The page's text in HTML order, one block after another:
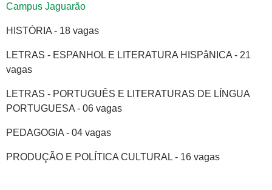
Campus Jaguarão
HISTÓRIA - 18 vagas
LETRAS - ESPANHOL E LITERATURA HISPâNICA - 21
vagas
LETRAS - PORTUGUÊS E LITERATURAS DE LÍNGUA
PORTUGUESA - 06 vagas
PEDAGOGIA - 04 vagas
PRODUÇÃO E POLÍTICA CULTURAL - 16 vagas